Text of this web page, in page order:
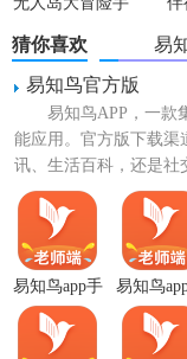
机版
猜你喜欢
易
易知鸟官方版
易知鸟APP，一款
能应用。官方版下载渠
讯、生活百科，还是社
求。下载易知鸟，开启
易知鸟app手
机版
易知鸟
卓版